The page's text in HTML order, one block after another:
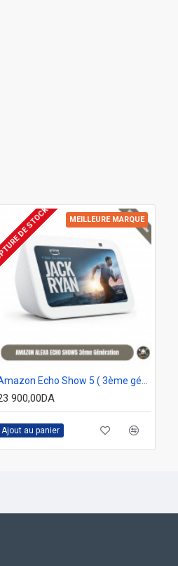
MEILLEURE MARQUE
DE STOCK
900,00DA
Ajout au panier